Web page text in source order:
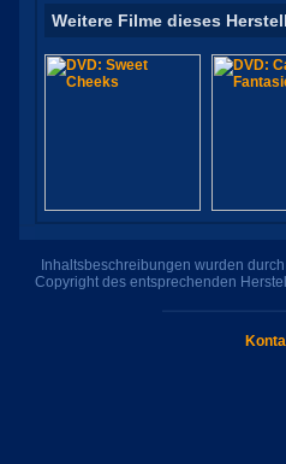
Weitere Filme dieses
Inhaltsbeschreibungen wurden
Copyright des entsprechenden